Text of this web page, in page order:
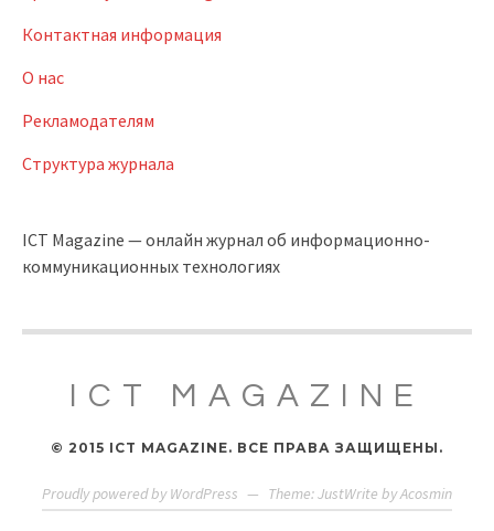
Контактная информация
О нас
Рекламодателям
Структура журнала
ICT Magazine — онлайн журнал об информационно-
коммуникационных технологиях
ICT MAGAZINE
© 2015 ICT MAGAZINE. ВСЕ ПРАВА ЗАЩИЩЕНЫ.
Proudly powered by WordPress — Theme: JustWrite byAcosmin